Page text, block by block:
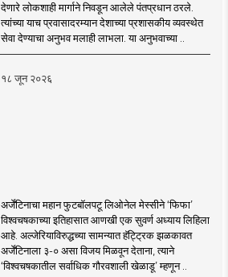
देणारे लोकशाही मार्गाने निवडून आलेले पंतप्रधान ठरले.
त्यांच्या याच प्रवासादरम्यान देशाच्या प्रशासकीय व्यवस्थेत
सेवा देण्याचा अनुभव मलाही लाभला. या अनुभवाच्या ..
१८ जून २०२६
अर्जेंटिनाचा महान फुटबॉलपटू लिओनेल मेस्सीने ‘फिफा’
विश्वचषकाच्या इतिहासात आणखी एक सुवर्ण अध्याय लिहिला
आहे. अल्जेरियाविरुद्धच्या सामन्यात हॅट्ट्रिक झळकावत
अर्जेंटिनाला ३-० असा विजय मिळवून देताना, त्याने
‘विश्वचषकातील सर्वाधिक गौरवशाली खेळाडू’ म्हणून ..